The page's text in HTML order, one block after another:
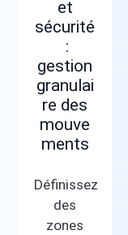
et
sécurité
:
gestion
granulai
re des
mouve
ments
Définissez
des
zones